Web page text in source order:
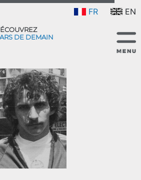
FR EN
DE DEMAIN